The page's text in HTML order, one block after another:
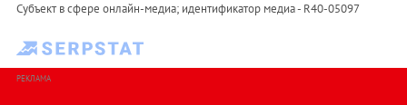
Субъект в сфере онлайн-медиа; идентификатор медиа - R40-05097
РЕКЛАМА